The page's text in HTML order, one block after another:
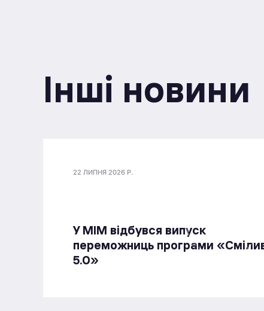
Інші новини
22 ЛИПНЯ 2026 Р.
У МІМ відбувся випуск
переможниць програми
5.0»